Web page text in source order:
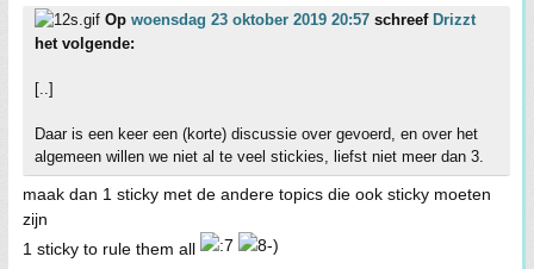
Op woensdag 23 oktober 2019 20:57 schreef Drizzt
het volgende:
[..]
Daar is een keer een (korte) discussie over gevoerd, en over het
algemeen willen we niet al te veel stickies, liefst niet meer dan 3.
maak dan 1 sticky met de andere topics die ook sticky moeten
zijn
1 sticky to rule them all